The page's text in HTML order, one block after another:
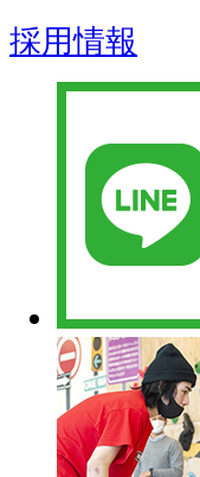
採用情報